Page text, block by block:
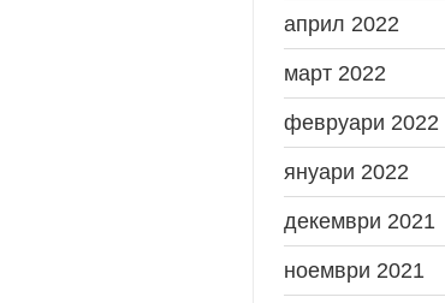
април 2022
март 2022
февруари 2022
януари 2022
декември 2021
ноември 2021